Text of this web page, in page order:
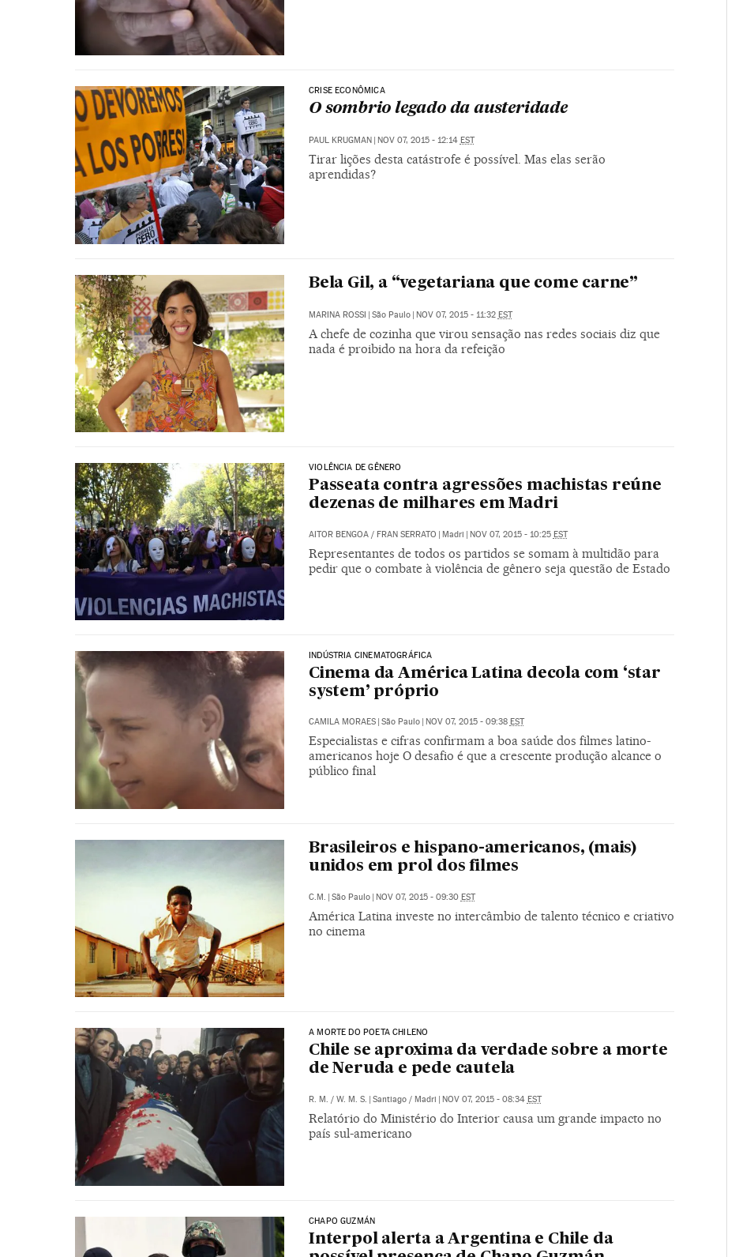
CRISE ECONÔMICA
O sombrio legado da austeridade
PAUL KRUGMAN | NOV 07, 2015 - 12:14 EST
Tirar lições desta catástrofe é possível. Mas elas serão
aprendidas?
Bela Gil, a “vegetariana que come carne”
MARINA ROSSI São Paulo NOV 07, 2015 - 11:32 EST
A chefe de cozinha que virou sensação nas redes sociais diz que
nada é proibido na hora da refeição
VIOLÊNCIA DE GÊNERO
Passeata contra agressões machistas reúne
dezenas de milhares em Madri
AITOR BENGOA/ FRAN SERRATO | Madri | NOV 07, 2015 - 10:25 EST
Representantes de todos os partidos se somam à multidão para
pedir que o combate à violência de gênero seja questão de Estado
INDÚSTRIA CINEMATOGRÁFICA
Cinema da América Latina decola com ‘star
system’ próprio
CAMILA MORAES São Paulo NOV 07, 2015 - 09:38 EST
Especialistas e cifras confirmam a boa saúde dos filmes latino-
americanos hoje O desafio é que a crescente produção alcance o
público final
Brasileiros e hispano-americanos, (mais)
unidos em prol dos filmes
C.M. São Paulo NOV 07, 2015 - 09:30 EST
América Latina investe no intercâmbio de talento técnico e criativo
no cinema
A MORTE DO POETA CHILENO
Chile se aproxima da verdade sobre a morte
de Neruda e pede cautela
R. M. / W. M. S. | Santiago / Madri | NOV 07, 2015 - 08:34 EST
Relatório do Ministério do Interior causa um grande impacto no
país sul-americano
CHAPO GUZMÁN
Interpol alerta a Argentina e Chile da